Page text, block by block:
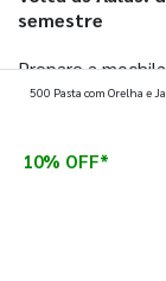
semestre
Prepare a
que fazem toda
500 Pasta com Orelha e
10% OFF*